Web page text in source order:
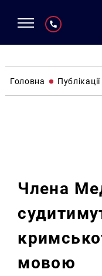
Головна Публікації
Члена
мовою